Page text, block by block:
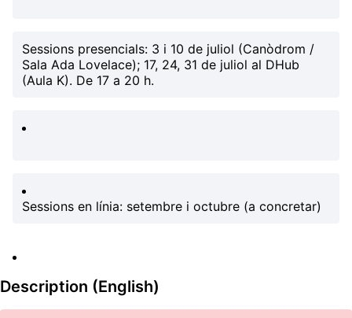
Sessions presencials: 3 i 10 de juliol (Canòdrom /
Sala Ada Lovelace); 17, 24, 31 de juliol al DHub
(Aula K). De 17 a 20 h.
Sessions en línia: setembre i octubre (a concretar)
Description (English)